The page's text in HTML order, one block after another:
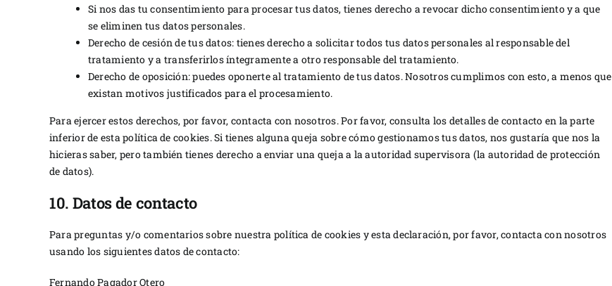
Si nos das tu consentimiento para procesar tus datos, tienes derecho a revocar dicho consentimiento y a que
se eliminen tus datos personales.
Derecho de cesión de tus datos: tienes derecho a solicitar todos tus datos personales al responsable del
tratamiento y a transferirlos íntegramente a otro responsable del tratamiento.
Derecho de oposición: puedes oponerte al tratamiento de tus datos. Nosotros cumplimos con esto, a menos que
existan motivos justificados para el procesamiento.
Para ejercer estos derechos, por favor, contacta con nosotros. Por favor, consulta los detalles de contacto en la parte
inferior de esta política de cookies. Si tienes alguna queja sobre cómo gestionamos tus datos, nos gustaría que nos la
hicieras saber, pero también tienes derecho a enviar una queja a la autoridad supervisora (la autoridad de protección
de datos).
10. Datos de contacto
Para preguntas y/o comentarios sobre nuestra política de cookies y esta declaración, por favor, contacta con nosotros
usando los siguientes datos de contacto:
Fernando Pagador Otero